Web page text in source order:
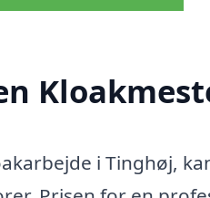
i Tinghøj,